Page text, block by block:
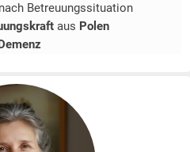
Betreuungssituation
aus Polen
Demenz